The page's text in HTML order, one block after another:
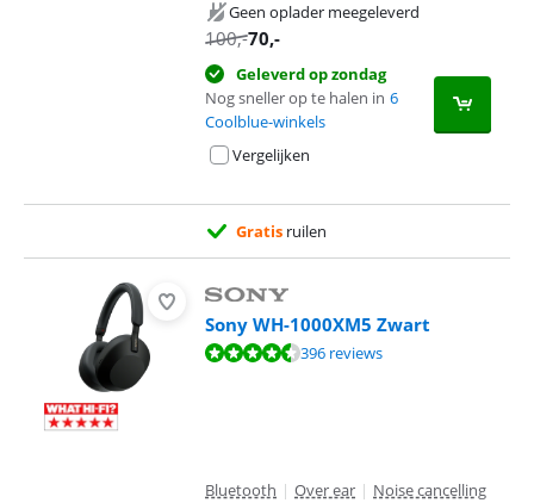
Geen oplader meegeleverd
100,-70,-
Geleverd op zondag
Nog sneller op te halen in 6
Coolblue-winkels
Vergelijken
Gratis ruilen
Sony WH-1000XM5 Zwart
Beoordeling is 8,8 van de 10, gebaseerd op 396 reviews.
396 reviews
Bluetooth | Over ear | Noise cancelling